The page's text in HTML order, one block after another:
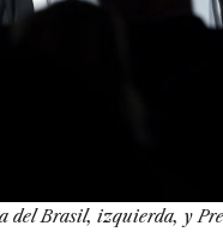
Brasil, izquierda, y